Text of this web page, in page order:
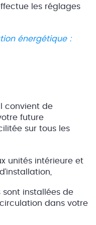
les réglages
énergétique :
convient de
future
sur tous les
unités intérieure et
sont installées de
dans votre